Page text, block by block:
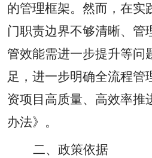
的管理框架。然而，在实
门职责边界不够清晰、管
管效能需进一步提升等问
足，进一步明确全流程管
资项目高质量、高效率推
办法》。
二、政策依据